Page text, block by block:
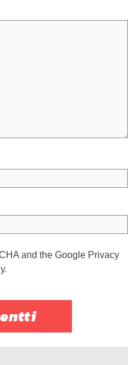
and the Google Privacy